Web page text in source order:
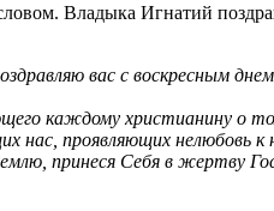
Владыка Игнатий
вас с воскресным
каждому христианину
нас, проявляющих
принеся Себя в жертву